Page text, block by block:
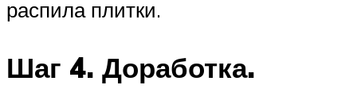
распила плитки.
Шаг 4. Доработка.